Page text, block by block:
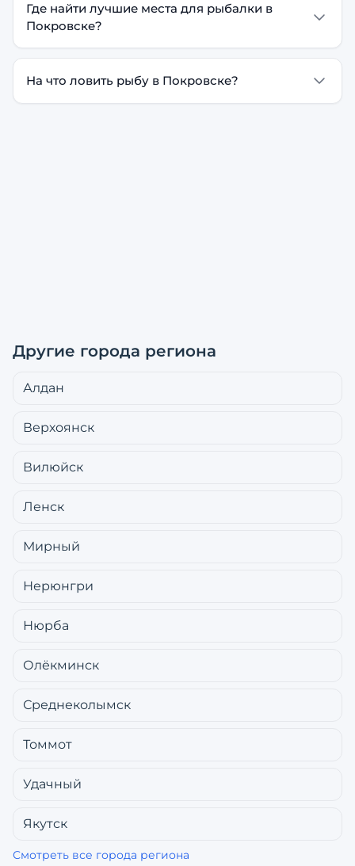
Где найти лучшие места для рыбалки в
Покровске?
На что ловить рыбу в Покровске?
Другие города региона
Алдан
Верхоянск
Вилюйск
Ленск
Мирный
Нерюнгри
Нюрба
Олёкминск
Среднеколымск
Томмот
Удачный
Якутск
Смотреть все города региона